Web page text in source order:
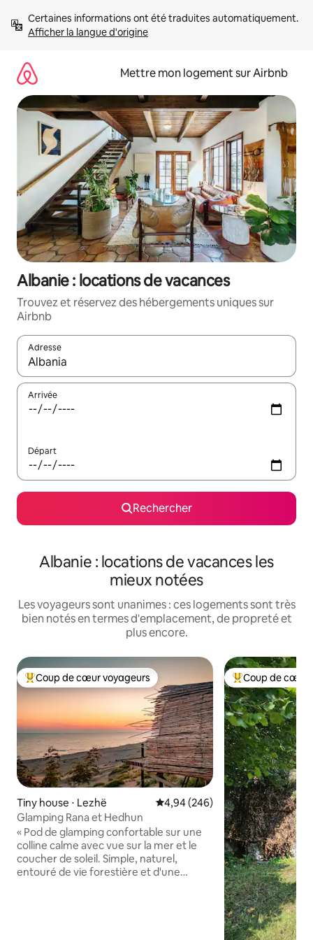
directement
Afficher la langue d'origine
Mettre mon logement sur Airbnb
Albanie : locations de vacances
Trouvez et réservez des hébergements uniques sur
Airbnb
Adresse
Lorsque les résultats s'affichent, utilisez les flèches vers le
Arrivée
Départ
Rechercher
Albanie : locations de vacances les
mieux notées
Les voyageurs sont unanimes : ces logements sont très
bien notés en termes d'emplacement, de propreté et
plus encore.
Coups de cœur voyageurs les plus appréciés
Coup de cœur voyageurs
Tiny house ⋅ Lezhë Évaluation moyenne sur la
4,94 (246)
Glamping Rana et Hedhun
« Pod de glamping confortable sur une
colline calme avec vue sur la mer et le
coucher de soleil. Simple, naturel,
entouré de vie forestière et d'une
Coups de cœur
Coup de cœur